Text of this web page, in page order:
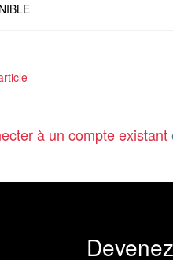
à un compte existant